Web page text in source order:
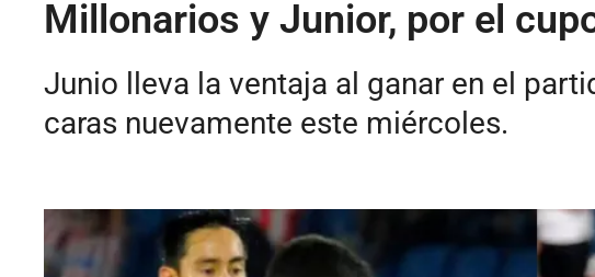
Millonarios y Junior, por el
Junio lleva la ventaja al ganar en el
caras nuevamente este miércoles.